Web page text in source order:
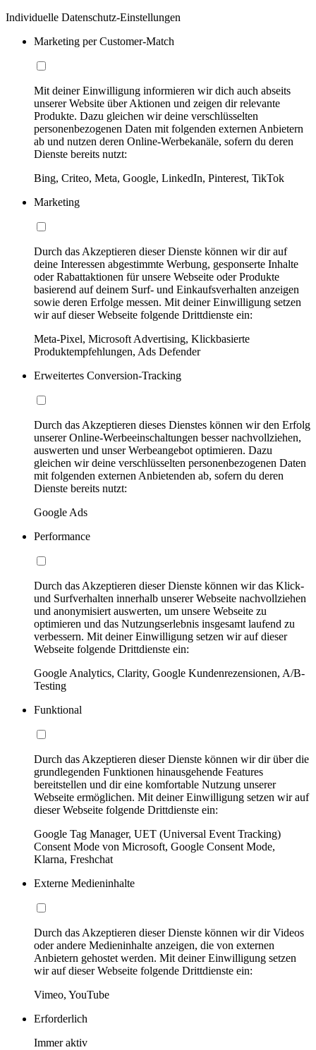
Individuelle Datenschutz-Einstellungen
Marketing per Customer-Match
Mit deiner Einwilligung informieren wir dich auch abseits
unserer Website über Aktionen und zeigen dir relevante
Produkte. Dazu gleichen wir deine verschlüsselten
personenbezogenen Daten mit folgenden externen Anbietern
ab und nutzen deren Online-Werbekanäle, sofern du deren
Dienste bereits nutzt:
Bing, Criteo, Meta, Google, LinkedIn, Pinterest, TikTok
Marketing
Durch das Akzeptieren dieser Dienste können wir dir auf
deine Interessen abgestimmte Werbung, gesponserte Inhalte
oder Rabattaktionen für unsere Webseite oder Produkte
basierend auf deinem Surf- und Einkaufsverhalten anzeigen
sowie deren Erfolge messen. Mit deiner Einwilligung setzen
wir auf dieser Webseite folgende Drittdienste ein:
Meta-Pixel, Microsoft Advertising, Klickbasierte
Produktempfehlungen, Ads Defender
Erweitertes Conversion-Tracking
Durch das Akzeptieren dieses Dienstes können wir den Erfolg
unserer Online-Werbeeinschaltungen besser nachvollziehen,
auswerten und unser Werbeangebot optimieren. Dazu
gleichen wir deine verschlüsselten personenbezogenen Daten
mit folgenden externen Anbietenden ab, sofern du deren
Dienste bereits nutzt:
Google Ads
Performance
Durch das Akzeptieren dieser Dienste können wir das Klick-
und Surfverhalten innerhalb unserer Webseite nachvollziehen
und anonymisiert auswerten, um unsere Webseite zu
optimieren und das Nutzungserlebnis insgesamt laufend zu
verbessern. Mit deiner Einwilligung setzen wir auf dieser
Webseite folgende Drittdienste ein:
Google Analytics, Clarity, Google Kundenrezensionen, A/B-
Testing
Funktional
Durch das Akzeptieren dieser Dienste können wir dir über die
grundlegenden Funktionen hinausgehende Features
bereitstellen und dir eine komfortable Nutzung unserer
Webseite ermöglichen. Mit deiner Einwilligung setzen wir auf
dieser Webseite folgende Drittdienste ein:
Google Tag Manager, UET (Universal Event Tracking)
Consent Mode von Microsoft, Google Consent Mode,
Klarna, Freshchat
Externe Medieninhalte
Durch das Akzeptieren dieser Dienste können wir dir Videos
oder andere Medieninhalte anzeigen, die von externen
Anbietern gehostet werden. Mit deiner Einwilligung setzen
wir auf dieser Webseite folgende Drittdienste ein:
Vimeo, YouTube
Erforderlich
Immer aktiv